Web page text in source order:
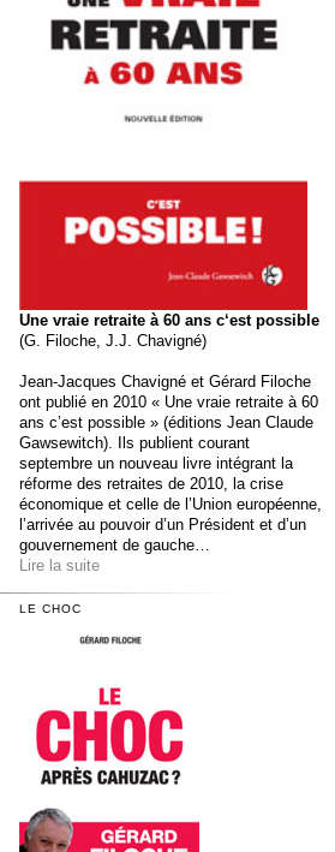
Une vraie retraite à 60 ans c‘est possible
(G. Filoche, J.J. Chavigné)
Jean-Jacques Chavigné et Gérard Filoche
ont publié en 2010 « Une vraie retraite à 60
ans c’est possible » (éditions Jean Claude
Gawsewitch). Ils publient courant
septembre un nouveau livre intégrant la
réforme des retraites de 2010, la crise
économique et celle de l’Union européenne,
l’arrivée au pouvoir d’un Président et d’un
gouvernement de gauche…
Lire la suite
LE CHOC